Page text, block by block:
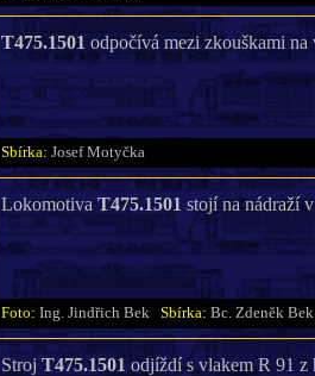
T475.1501 odpočívá mezi zkouškami
Sbírka: Josef Motyčka
Lokomotiva T475.1501 stojí na nádraží
Foto: Ing. Jindřich Bek Sbírka: Bc. Zdeněk Bek
Stroj T475.1501 odjíždí s vlakem R 91 z